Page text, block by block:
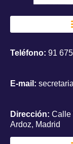
Teléfono: 91
E-mail:
Dirección: Calle
Ardoz, Madrid